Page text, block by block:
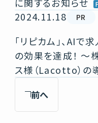
2024.11.18
PR
「リピカム」、AIで
の効果を達成！ ～
ス様（Lacotto）の
前へ